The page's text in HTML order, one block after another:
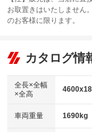
サンルーフ
：装備なし
リフトアップ
：装備なし
：装備あり
パワーウィンドウ
アイドリングストッ
：装備あり
TV：フルセグ
：装備あり
ビジュアル
：装備なし
：装備あり
革シート
キーレス
お取置きはいたしませ
のお客様に限ります。
カタログ情
全長×全幅
×全高
車両重量 1690kg